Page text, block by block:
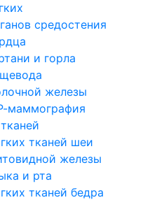
средостения
и горла
железы
маммография
тканей шеи
железы
и рта
тканей бедра